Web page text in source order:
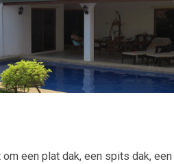
een plat dak, een spits dak,